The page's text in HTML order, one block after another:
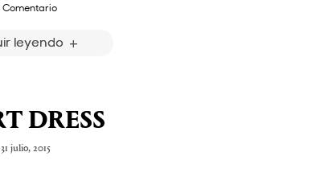
Comentario
leyendo
DRESS
31 julio, 2015